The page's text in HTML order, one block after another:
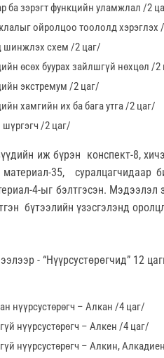
ба зэрэгт функцийн уламжлал /2
ойролцоо тоололд хэрэглэх
шинжлэх схем /2 цаг/
өсөх буурах зайлшгүй нөхцөл /2
экстремум /2 цаг/
хамгийн их ба бага утга /2 цаг/
шүргэгч /2 цаг/
иж бүрэн конспект-8,
35, суралцагчидаар
4-ыг бэлтгэсэн. Мэдээлэл
бүтээлийн үзэсгэлэнд
- “Нүүрсустөрөгчид” 12
нүүрсустөрөгч – Алкан /4 цаг/
нүүрсустөрөгч – Алкен /4 цаг/
нүүрсустөрөгч – Алкин,